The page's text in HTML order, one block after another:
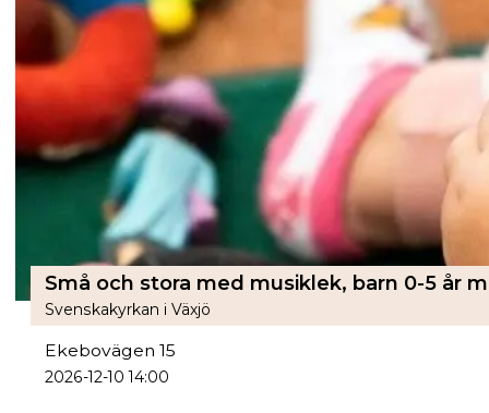
Svenskakyrkan i Växjö
Ekebovägen 15
2026-12-10 14:00